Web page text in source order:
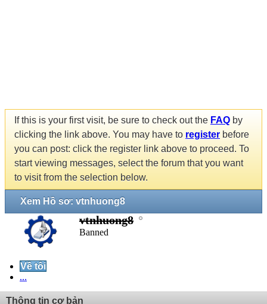
If this is your first visit, be sure to check out the FAQ by
clicking the link above. You may have to register before
you can post: click the register link above to proceed. To
start viewing messages, select the forum that you want
to visit from the selection below.
Xem Hồ sơ: vtnhuong8
vtnhuong8
Banned
Về tôi
...
Thông tin cơ bản